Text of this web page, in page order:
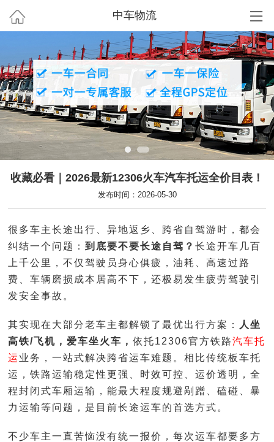
中车物流
收藏必看｜2026最新12306火车汽车托运全价目表！
发布时间：2026-05-30
很多车主长途出行、异地返乡、跨省自驾游时，都会
纠结一个问题：到底要不要长途自驾？长途开车几百
上千公里，不仅驾驶员身心俱疲，油耗、高速过路
费、车辆磨损成本居高不下，还极易发生疲劳驾驶引
发安全事故。
其实现在大部分老车主都解锁了最优出行方案：
人坐
高铁/飞机，爱车坐火车 ，依托12306官方铁路汽车托
运 业务，一站式解决跨省运车难题。相比传统板车托
运，铁路运输稳定性更强、时效可控、运价透明，全
程封闭式车厢运输，能最大程度规避剐蹭、磕碰、暴
力运输等问题，是目前长途运车的首选方式。
不少车主一直苦恼没有统一报价，每次运车都要多方